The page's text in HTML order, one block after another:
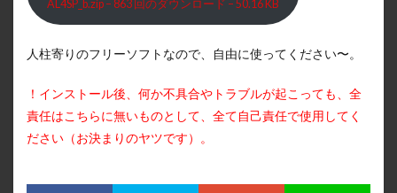
AL4SP_b.zip – 863 回のダウンロード – 50.16 KB
人柱寄りのフリーソフトなので、自由に使ってください〜。
！インストール後、何か不具合やトラブルが起こっても、全
責任はこちらに無いものとして、全て自己責任で使用してく
ださい（お決まりのヤツです）。